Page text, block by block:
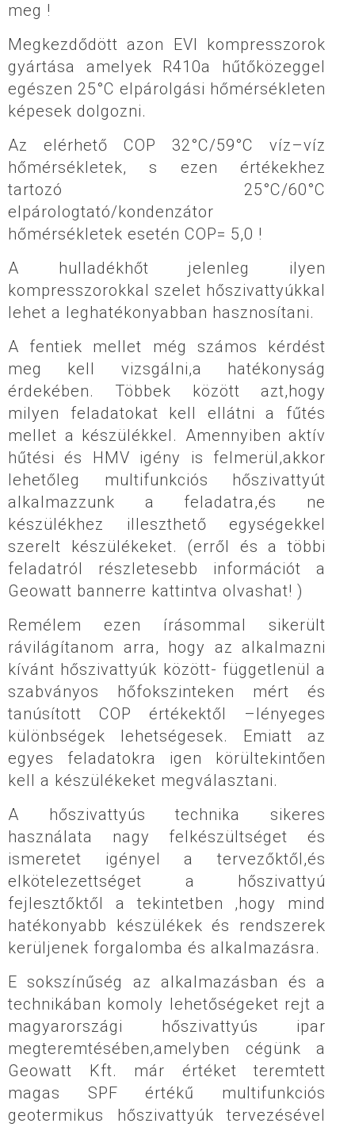
meg !
Megkezdődött azon EVI kompresszorok
gyártása amelyek R410a hűtőközeggel
egészen 25°C elpárolgási hőmérsékleten
képesek dolgozni.
Az elérhető COP 32°C/59°C víz–víz
hőmérsékletek, s ezen értékekhez
tartozó 25°C/60°C
elpárologtató/kondenzátor
hőmérsékletek esetén COP= 5,0 !
A hulladékhőt jelenleg ilyen
kompresszorokkal szelet hőszivattyúkkal
lehet a leghatékonyabban hasznosítani.
A fentiek mellet még számos kérdést
meg kell vizsgálni,a hatékonyság
érdekében. Többek között azt,hogy
milyen feladatokat kell ellátni a fűtés
mellet a készülékkel. Amennyiben aktív
hűtési és HMV igény is felmerül,akkor
lehetőleg multifunkciós hőszivattyút
alkalmazzunk a feladatra,és ne
készülékhez illeszthető egységekkel
szerelt készülékeket. (erről és a többi
feladatról részletesebb információt a
Geowatt bannerre kattintva olvashat! )
Remélem ezen írásommal sikerült
rávilágítanom arra, hogy az alkalmazni
kívánt hőszivattyúk között- függetlenül a
szabványos hőfokszinteken mért és
tanúsított COP értékektől –lényeges
különbségek lehetségesek. Emiatt az
egyes feladatokra igen körültekintően
kell a készülékeket megválasztani.
A hőszivattyús technika sikeres
használata nagy felkészültséget és
ismeretet igényel a tervezőktől,és
elkötelezettséget a hőszivattyú
fejlesztőktől a tekintetben ,hogy mind
hatékonyabb készülékek és rendszerek
kerüljenek forgalomba és alkalmazásra.
E sokszínűség az alkalmazásban és a
technikában komoly lehetőségeket rejt a
magyarországi hőszivattyús ipar
megteremtésében,amelyben cégünk a
Geowatt Kft. már értéket teremtett
magas SPF értékű multifunkciós
geotermikus hőszivattyúk tervezésével